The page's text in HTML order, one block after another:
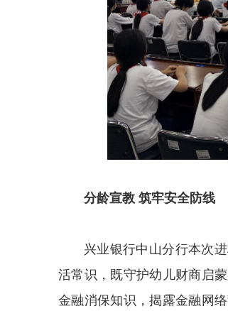
分龄宣教 筑牢安全防线
兴业银行中山分行本次
活常识，既守护幼儿财商启
金融消保知识，揭露金融网